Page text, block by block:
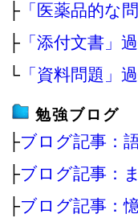
├ 「医薬品的な
├ 「添付文書」
└ 「資料問題」
勉強ブログ
├ブログ記事：
├ブログ記事：
├ブログ記事：